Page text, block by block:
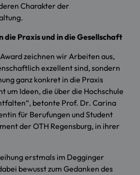
Charakter der
die Praxis und in die Gesellschaft
zeichnen wir Arbeiten aus,
exzellent sind, sondern
ganz konkret in die Praxis
um Ideen, die über die Hochschule
betonte Prof. Dr. Carina
für Berufungen und Student
der OTH Regensburg, in ihrer
erstmals im Degginger
bewusst zum Gedanken des